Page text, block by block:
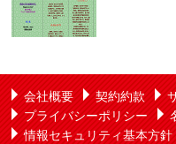
会社概要 契約約款
プライバシーポリシー
情報セキュリティ基本方針